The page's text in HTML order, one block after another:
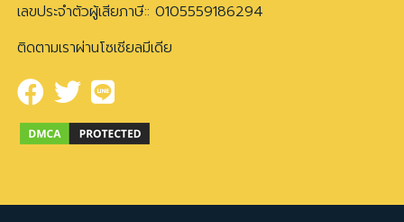
เลขประจำตัวผู้เสียภาษี:: 0105559186294
ติดตามเราผ่านโซเชียลมีเดีย